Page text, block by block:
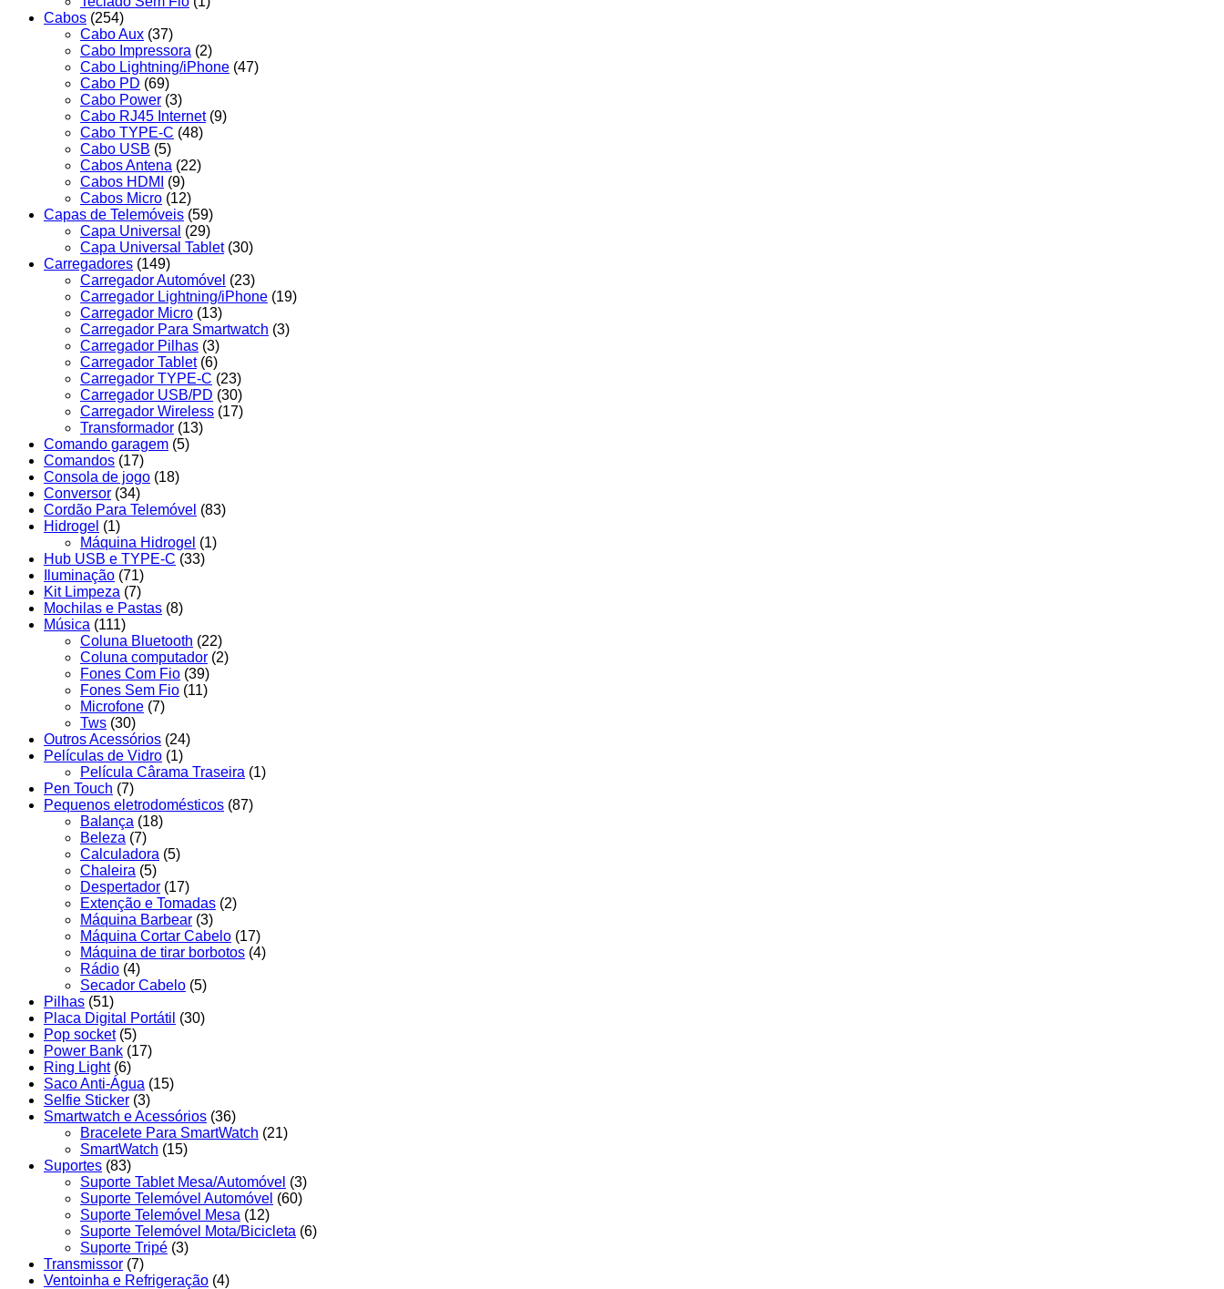
Cabos (254)
Cabo Aux (37)
Cabo Impressora (2)
Cabo Lightning/iPhone (47)
Cabo PD (69)
Cabo Power (3)
Cabo RJ45 Internet (9)
Cabo TYPE-C (48)
Cabo USB (5)
Cabos Antena (22)
Cabos HDMI
(9)
Cabos Micro (12)
Capas de Telemóveis (59)
Capa Universal (29)
Capa Universal Tablet (30)
Carregadores (149)
Carregador Automóvel (23)
Carregador Lightning/iPhone (19)
Carregador Micro (13)
Carregador Para Smartwatch (3)
Carregador Pilhas (3)
Carregador Tablet (6)
Carregador TYPE-C (23)
Carregador USB/PD (30)
Carregador Wireless (17)
Transformador (13)
Comando garagem (5)
Comandos (17)
Consola de jogo (18)
Conversor (34)
Cordão Para Telemóvel (83)
Hidrogel (1)
Máquina Hidrogel (1)
Hub USB e TYPE-C (33)
Iluminação (71)
Kit Limpeza (7)
Mochilas e Pastas (8)
Música (111)
Coluna Bluetooth (22)
Coluna computador (2)
Fones Com Fio (39)
Fones Sem Fio (11)
Microfone (7)
Tws (30)
Outros Acessórios (24)
Películas de Vidro (1)
Película Cârama Traseira (1)
Pen Touch (7)
Pequenos eletrodomésticos (87)
Balança (18)
Beleza (7)
Calculadora (5)
Chaleira (5)
Despertador (17)
Extenção e Tomadas (2)
Máquina Barbear (3)
Máquina Cortar Cabelo (17)
Máquina de tirar borbotos (4)
Rádio (4)
Secador Cabelo (5)
Pilhas (51)
Placa Digital Portátil (30)
Pop socket (5)
Power Bank (17)
Ring Light (6)
Saco Anti-Água (15)
Selfie Sticker (3)
Smartwatch e Acessórios (36)
Bracelete Para SmartWatch (21)
SmartWatch (15)
Suportes (83)
Suporte Tablet Mesa/Automóvel (3)
Suporte Telemóvel Automóvel (60)
Suporte Telemóvel Mesa (12)
Suporte Telemóvel Mota/Bicicleta (6)
Suporte Tripé (3)
Transmissor (7)
Ventoinha e Refrigeração (4)